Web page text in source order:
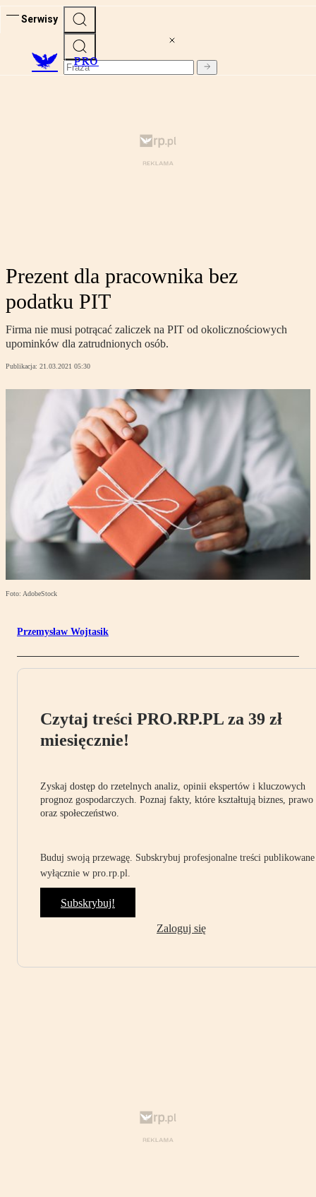
Serwisy
PRO
Prezent dla pracownika bez
podatku PIT
Firma nie musi potrącać zaliczek na PIT od okolicznościowych
upominków dla zatrudnionych osób.
Publikacja: 21.03.2021 05:30
Foto: AdobeStock
Przemysław Wojtasik
Czytaj treści PRO.RP.PL za 39 zł
miesięcznie!
Zyskaj dostęp do rzetelnych analiz, opinii ekspertów i kluczowych
prognoz gospodarczych. Poznaj fakty, które kształtują biznes, prawo
oraz społeczeństwo.
Buduj swoją przewagę. Subskrybuj profesjonalne treści publikowane
wyłącznie w pro.rp.pl.
Subskrybuj!
Zaloguj się